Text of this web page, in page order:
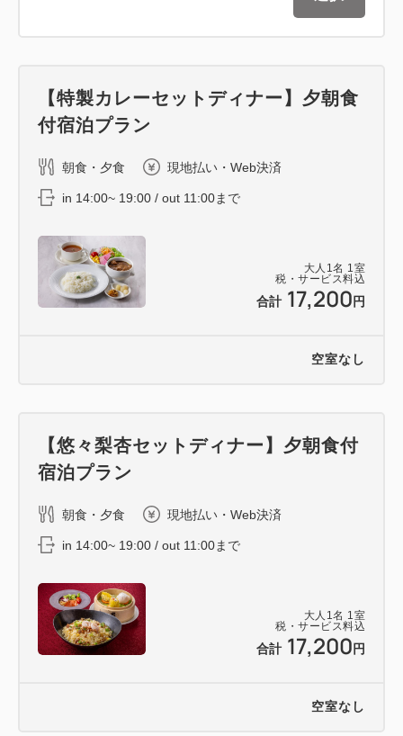
大人 1 名 1 室
税・サービス料込
合計 17,200 円
【特製カレーセットディナー】夕朝食
付宿泊プラン
朝食・夕食 現地払い・Web決済
in 14:00~ 19:00 / out 11:00まで
空室なし
大人 1 名 1 室
税・サービス料込
合計 17,200 円
【悠々梨杏セットディナー】夕朝食付
宿泊プラン
朝食・夕食 現地払い・Web決済
in 14:00~ 19:00 / out 11:00まで
空室なし